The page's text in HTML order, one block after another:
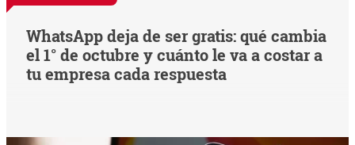
WhatsApp deja de ser gratis: qué cambia
el 1° de octubre y cuánto le va a costar a
tu empresa cada respuesta